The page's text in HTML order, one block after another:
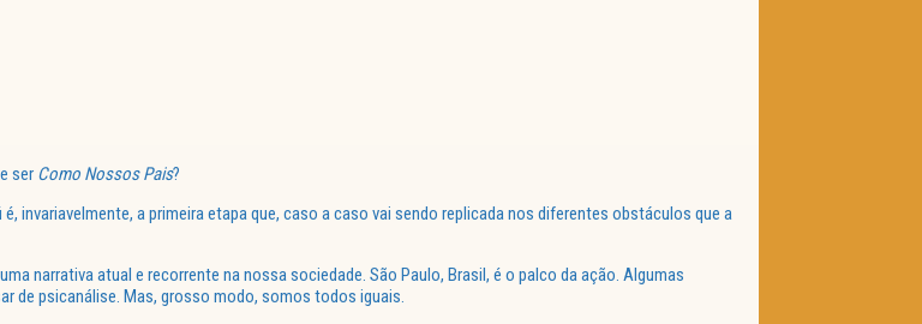
ser Como Nossos Pais?
invariavelmente, a primeira etapa que, caso a caso vai sendo replicada nos diferentes obstáculos que a
narrativa atual e recorrente na nossa sociedade. São Paulo, Brasil, é o palco da ação. Algumas
de psicanálise. Mas, grosso modo, somos todos iguais.